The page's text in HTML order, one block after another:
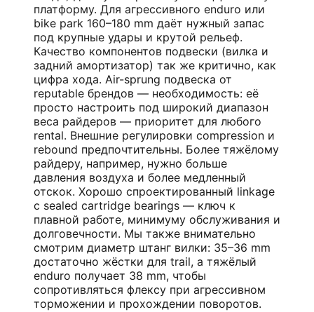
платформу. Для агрессивного enduro или
bike park 160–180 mm даёт нужный запас
под крупные удары и крутой рельеф.
Качество компонентов подвески (вилка и
задний амортизатор) так же критично, как
цифра хода. Air-sprung подвеска от
reputable брендов — необходимость: её
просто настроить под широкий диапазон
веса райдеров — приоритет для любого
rental. Внешние регулировки compression и
rebound предпочтительны. Более тяжёлому
райдеру, например, нужно больше
давления воздуха и более медленный
отскок. Хорошо спроектированный linkage
с sealed cartridge bearings — ключ к
плавной работе, минимуму обслуживания и
долговечности. Мы также внимательно
смотрим диаметр штанг вилки: 35–36 mm
достаточно жёстки для trail, а тяжёлый
enduro получает 38 mm, чтобы
сопротивляться флексу при агрессивном
торможении и прохождении поворотов.